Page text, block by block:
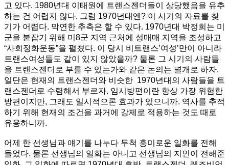
고 있다. 1980년대 이태원에 트랜스젠더들이 상당했음을 유추
하는 건 어렵지 않다. 그럼 1970년대엔? 이 시기의 자료를 찾
기가 어렵다. 막연한 추측은 할 수 있다. 1970년대 박정희는 미
군을 붙잡기 위해 미8군 지역 근처에 성매매 지역을 조성하고
“사회정화운동”을 펼쳤다. 이 당시 비트랜스’여성’만이 아니라
트랜스여성들도 같이 있지 않았을까? 물론 그 시기의 사람들
을 트랜스젠더로 부를 수 있는가와 같은 논의는 별개로 하자.
일단은 현재의 트랜스젠더와 비슷한 1970년대의 사람들을 트
랜스젠더로 수렴해서 부르자. 임시방편이란 항상 가장 위험한
방편이지만, 그래도 일시적으론 효과가 있으니까. 역사를 추적
하기 위해 현재의 조건을 과거에 강제로 적용하는 것도 때로
유용하니까.
어제 한 선생님과 얘기를 나누다 무척 흥미로운 일화를 전해
들었다. 물론 선생님의 일화는 아니고 선생님의 지인이 전해준